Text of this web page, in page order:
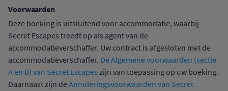
Voorwaarden
Deze boeking is uitsluitend voor accommodatie, waarbij
Secret Escapes treedt op als agent van de
accommodatieverschaffer. Uw contract is afgesloten met de
accommodatieverschaffer. De Algemene voorwaarden (sectie
A en B) van Secret Escapes zijn van toepassing op uw boeking.
Daarnaast zijn deAnnuleringsvoorwaarden van Secret